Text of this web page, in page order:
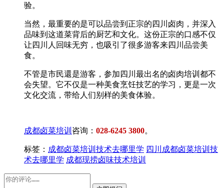
验。
当然，最重要的是可以品尝到正宗的四川卤肉，并深入
品味到这道菜背后的厨艺和文化。这份正宗的口感不仅
让四川人回味无穷，也吸引了很多游客来四川品尝美
食。
不管是市民還是游客，参加四川最出名的卤肉培训都不
会失望。它不仅是一种美食烹饪技艺的学习，更是一次
文化交流，带给人们别样的美食体验。
成都卤菜培训 咨询： 028-6245 3800。
标签： 成都卤菜培训技术去哪里学 四川成都卤菜培训技
术去哪里学 成都现捞卤味技术培训